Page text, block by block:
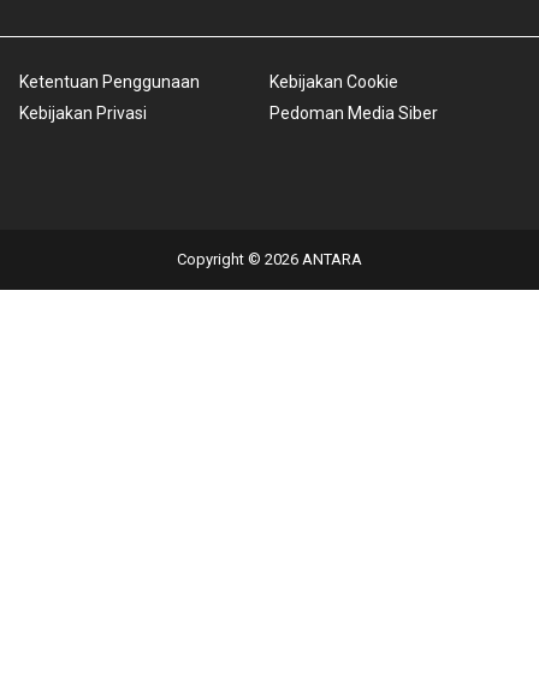
Ketentuan Penggunaan
Kebijakan Privasi
Kebijakan Cookie
Pedoman Media Siber
Copyright © 2026 ANTARA